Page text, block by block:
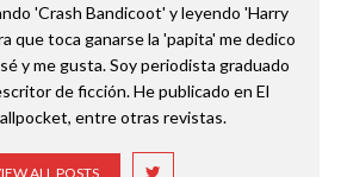
'Crash Bandicoot' y leyendo 'Harry
que toca ganarse la 'papita' me dedico
y me gusta. Soy periodista graduado
de ficción. He publicado en El
entre otras revistas.
ALL POSTS